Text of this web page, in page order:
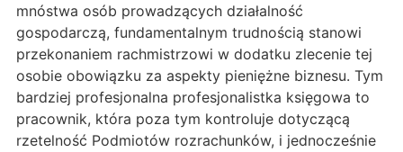
mnóstwa osób prowadzących działalność
gospodarczą, fundamentalnym trudnością stanowi
przekonaniem rachmistrzowi w dodatku zlecenie tej
osobie obowiązku za aspekty pieniężne biznesu. Tym
bardziej profesjonalna profesjonalistka księgowa to
pracownik, która poza tym kontroluje dotyczącą
rzetelność Podmiotów rozrachunków, i jednocześnie